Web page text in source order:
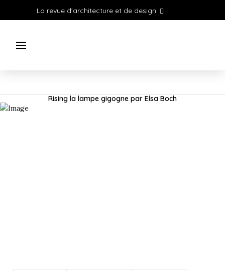
La revue d'architecture et de design
Rising la lampe gigogne par Elsa Boch